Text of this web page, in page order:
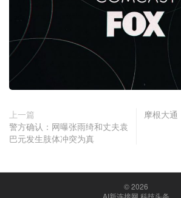
上一篇
警方确认：网曝张雨绮和丈夫袁
巴元发生肢体冲突为真
摩根大
© 2026